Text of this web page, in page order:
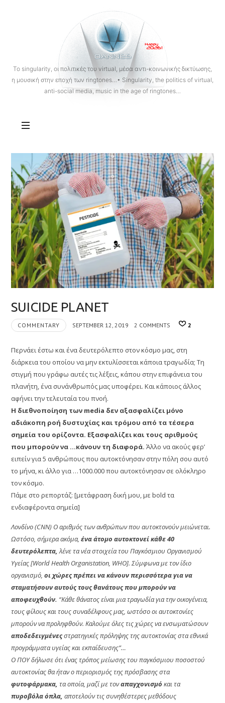
OANNES
To singularity, οι πολιτικές του virtual, μέσα αντι-κοινωνικής δικτύωσης,
η μουσική στην εποχή των ringtones…• Singularity, the politics of virtual,
anti-social media, music in the age of ringtones…
SUICIDE PLANET
COMMENTARY SEPTEMBER 12, 2019 2 COMMENTS 2
Περνάει έστω και ένα δευτερόλεπτο στον κόσμο μας, στη
διάρκεια του οποίου να μην εκτυλίσσεται κάποια τραγωδία; Τη
στιγμή που γράφω αυτές τις λέξεις, κάπου στην επιφάνεια του
πλανήτη, ένα συνάνθρωπός μας υποφέρει. Και κάποιος άλλος
αφήνει την τελευταία του πνοή.
Η διεθνοποίηση των media δεν αξασφαλίζει μόνο
αδιάκοπη ροή δυστυχίας και τρόμου από τα τέσερα
σημεία του ορίζοντα. Εξασφαλίζει και τους αριθμούς
που μπορούν να …κάνουν τη διαφορά. Άλλο να ακούς φερ’
ειπείν για 5 ανθρώπους που αυτοκτόνησαν στην πόλη σου αυτό
το μήνα, κι άλλο για …1000.000 που αυτοκτόνησαν σε ολόκληρο
τον κόσμο.
Πάμε στο ρεπορτάζ: [μετάφραση δική μου, με bold τα
ενδιαφέροντα σημεία]
Λονδίνο (CNN) Ο αριθμός των ανθρώπων που αυτοκτονούν μειώνεται.
Ωστόσο, σήμερα ακόμα,ένα άτομο αυτοκτονεί κάθε 40
δευτερόλεπτα,λένε τα νέα στοιχεία του Παγκόσμιου Οργανισμού
Υγείας [World Health Organistation, WHO]. Σύμφωνα με τον ίδιο
οργανισμό,οι χώρες πρέπει να κάνουν περισσότερα για να
σταματήσουν αυτούς τους θανάτους που μπορούν να
αποφευχθούν. “Κάθε θάνατος είναι μια τραγωδία για την οικογένεια,
τους φίλους και τους συναδέλφους μας, ωστόσο οι αυτοκτονίες
μπορούν να προληφθούν. Καλούμε όλες τις χώρες να ενσωματώσουν
αποδεδειγμένεςστρατηγικές πρόληψης της αυτοκτονίας στα εθνικά
προγράμματα υγείας και εκπαίδευσης”…
Ο ΠΟΥ δήλωσε ότι ένας τρόπος μείωσης του παγκόσμιου ποσοστού
αυτοκτονίας θα ήταν ο περιορισμός της πρόσβασης στα
φυτοφάρμακα, τα οποία, μαζί με τοναπαγχονισμό και τα
πυροβόλα όπλα, αποτελούν τις συνηθέστερες μεθόδους